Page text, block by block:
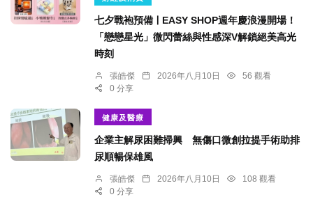
七夕戰袍預備ￜEASY SHOP週年慶浪漫開場！
「戀戀星光」微閃蕾絲與性感深V解鎖絕美高光
時刻
張皓傑 2026年八月10日
56 觀看
0 分享
健康及醫療
企業主解尿困難掃興 無傷口微創拉提手術助排
尿順暢保雄風
張皓傑 2026年八月10日
108 觀看
0 分享